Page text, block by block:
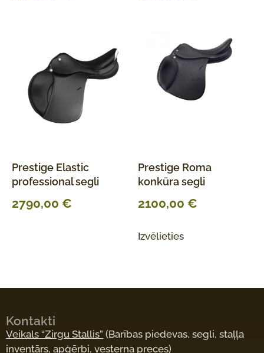
Prestige Elastic
professional segli
2790,00 €
Prestige Roma
konkūra segli
2100,00 €
Izvēlieties
Kontakti
Veikals “Zirgu Stallis” (Barības piedevas, segli, staļļa
inventārs, apģērbi, vesterna preces)